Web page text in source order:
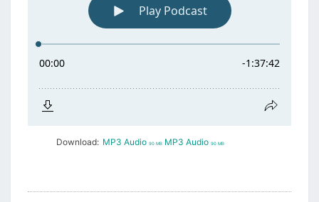
Download: MP3 Audio 90 MB MP3 Audio 90 MB